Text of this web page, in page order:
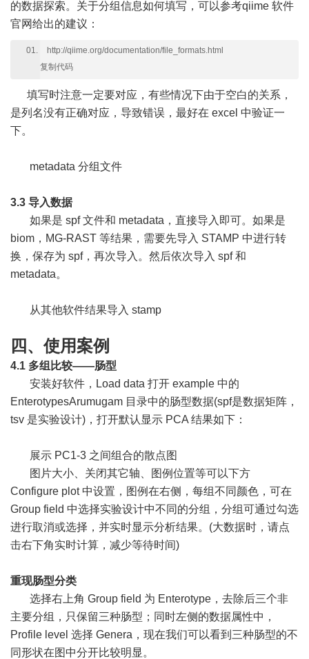
的数据探索。关于分组信息如何填写，可以参考qiime 软件
官网给出的建议：
http://qiime.org/documentation/file_formats.html
复制代码
填写时注意一定要对应，有些情况下由于空白的关系，
是列名没有正确对应，导致错误，最好在 excel 中验证一
下。
metadata 分组文件
3.3 导入数据
如果是 spf 文件和 metadata，直接导入即可。如果是
biom，MG-RAST 等结果，需要先导入 STAMP 中进行转
换，保存为 spf，再次导入。然后依次导入 spf 和
metadata。
从其他软件结果导入 stamp
四、使用案例
4.1 多组比较——肠型
安装好软件，Load data 打开 example 中的
EnterotypesArumugam 目录中的肠型数据(spf是数据矩阵，
tsv 是实验设计)，打开默认显示 PCA 结果如下：
展示 PC1-3 之间组合的散点图
图片大小、关闭其它轴、图例位置等可以下方
Configure plot 中设置，图例在右侧，每组不同颜色，可在
Group field 中选择实验设计中不同的分组，分组可通过勾选
进行取消或选择，并实时显示分析结果。(大数据时，请点
击右下角实时计算，减少等待时间)
重现肠型分类
选择右上角 Group field 为 Enterotype，去除后三个非
主要分组，只保留三种肠型；同时左侧的数据属性中，
Profile level 选择 Genera，现在我们可以看到三种肠型的不
同形状在图中分开比较明显。